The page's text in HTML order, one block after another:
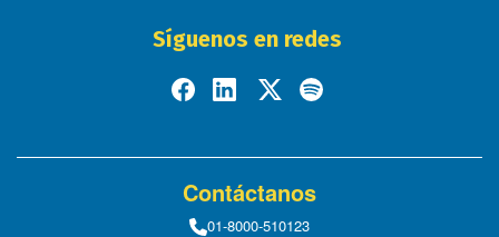
Síguenos en redes
Contáctanos
01-8000-510123